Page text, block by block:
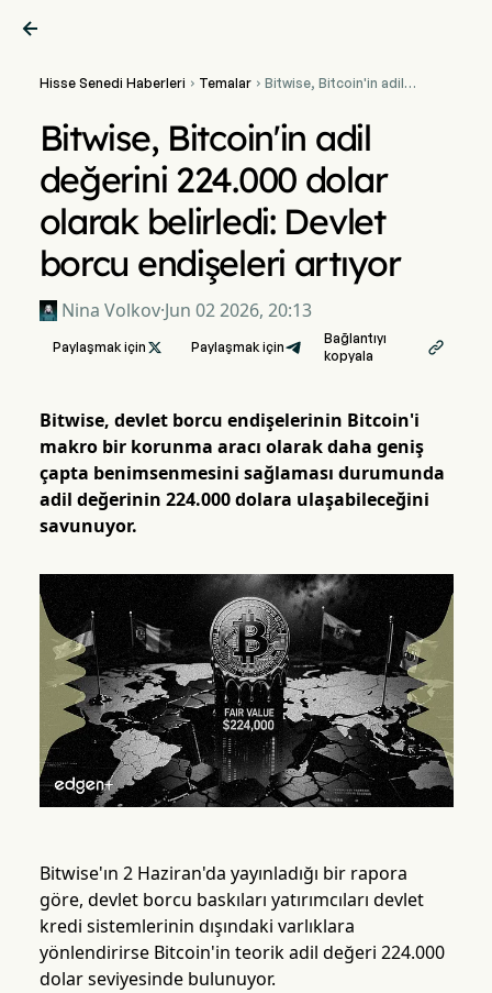

Hisse Senedi Haberleri  Temalar Bitwise, Bitcoin'in adil
borcu endişeleri artıyor
Bitwise, Bitcoin'in adil
değerini 224.000 dolar
olarak belirledi: Devlet
borcu endişeleri artıyor
Nina Volkov·Jun 02 2026, 20:13
Paylaşmak için  Paylaşmak için
Bağlantıyı
kopyala

Bitwise, devlet borcu endişelerinin Bitcoin'i
makro bir korunma aracı olarak daha geniş
çapta benimsenmesini sağlaması durumunda
adil değerinin 224.000 dolara ulaşabileceğini
savunuyor.
Bitwise'ın 2 Haziran'da yayınladığı bir rapora
göre, devlet borcu baskıları yatırımcıları devlet
kredi sistemlerinin dışındaki varlıklara
yönlendirirse Bitcoin'in teorik adil değeri 224.000
dolar seviyesinde bulunuyor.